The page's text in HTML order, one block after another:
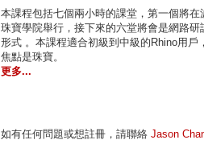
本課程包括七個兩小時的課堂，第一個將在
珠寶學院舉行，接下來的六堂將會是網路研
形式 。本課程適合初級到中級的Rhino用戶
焦點是珠寶。
更多...
如有任何問題或想註冊，請聯絡 Jason